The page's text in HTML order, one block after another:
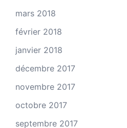
mars 2018
février 2018
janvier 2018
décembre 2017
novembre 2017
octobre 2017
septembre 2017